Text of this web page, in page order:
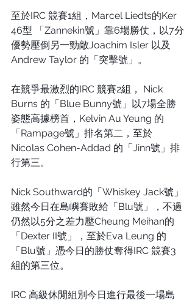
至於IRC 競賽1組，Marcel Liedts的Ker
46型 「Zannekin號」靠6場勝仗，以7分
優勢壓倒另一勁敵Joachim Isler 以及
Andrew Taylor 的「突擊號」。
在競爭最激烈的IRC 競賽2組， Nick
Burns 的「Blue Bunny號」以7場全勝
姿態高據榜首，Kelvin Au Yeung 的
「Rampage號」排名第二，至於
Nicolas Cohen-Addad 的「Jinn號」排
行第三。
Nick Southward的「Whiskey Jack號」
雖然今日在島嶼賽敗給「Blu號」，不過
仍然以5分之差力壓Cheung Meihan的
「Dexter II號」，至於Eva Leung 的
「Blu號」憑今日的勝仗奪得IRC 競賽3
組的第三位。
IRC 高級休閒組別今日進行最後一場島